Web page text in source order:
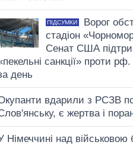
ПІДСУМКИ
Ворог
стадіон
Сенат США
санкції» проти
день
вдарили з РСЗВ
є жертва і
Німеччині над